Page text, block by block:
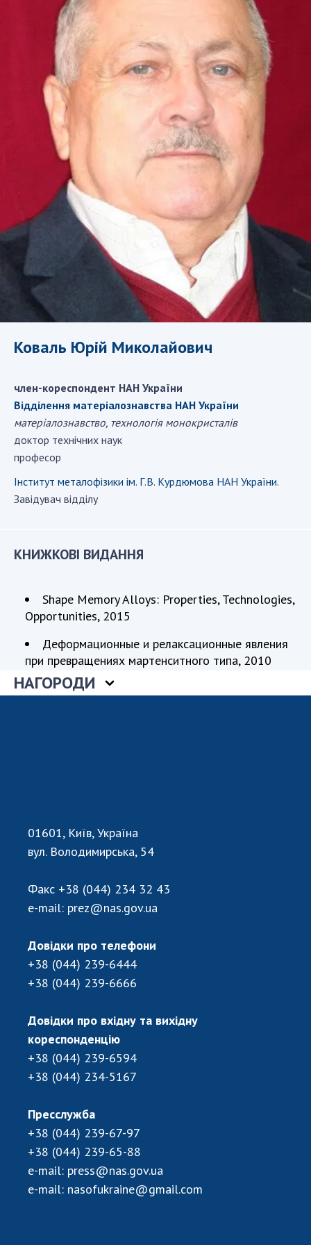
СТРУКТУРА
Президія НАН України
Апарат Президії
Секція фізико-технічних і математичних
наук
Секція хімічних і біологічних наук
Секція суспільних і гуманітарних наук
Установи при Президії
Ради, комітети та комісії
Наукові центри МОН та НАН України
Громадські організації
ДІЯЛЬНІСТЬ
Сесії Загальних зборів НАН України
Річні звіти НАН України
Річні фінансові звіти НАН України
Наукові публікації та видавнича діяльність
Охорона прав інтелектуальної власності та
трансфер технологій в наукових установах
Наукові об'єкти, що становлять національне
науковими приладами НАН України
Конкурси наукових досліджень НАН України
Відкрита наука в НАН України
Підготовка наукових кадрів
Робота з молоддю
Нормативні акти НАН України
Вибори до складу НАН України
Бланки документів
ЗАСІДАННЯ ПРЕЗИДІЇ НАН УКРАЇНИ
НАУКОВІ ВИДАННЯ
МЕДІА ПРО НАС
АКАДЕМІЯ КОМЕНТУЄ
КОНТАКТИ
ПРОФСПІЛКА НАН УКРАЇНИ
КАБІНЕТ
Коваль Юрій Миколайович
член-кореспондент НАН України
Відділення матеріалознавства НАН України
матеріалознавство, технологія монокристалів
доктор технічних наук
професор
Інститут металофізики ім. Г.В. Курдюмова НАН України.
Завідувач відділу
КНИЖКОВІ ВИДАННЯ
Shape Memory Alloys: Properties, Technologies,
Opportunities, 2015
Деформационные и релаксационные явления
при превращениях мартенситного типа, 2010
НАГОРОДИ
01601, Київ, Україна
вул. Володимирська, 54
Факс +38 (044) 234 32 43
e-mail: prez@nas.gov.ua
Довідки про телефони
+38 (044) 239-6444
+38 (044) 239-6666
Довідки про вхідну та вихідну
кореспонденцію
+38 (044) 239-6594
+38 (044) 234-5167
Пресслужба
+38 (044) 239-67-97
+38 (044) 239-65-88
e-mail: press@nas.gov.ua
e-mail: nasofukraine@gmail.com